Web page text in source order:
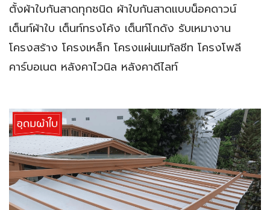
ตั้งผ้าใบกันสาดทุกชนิด ผ้าใบกันสาดแบบน็อคดาวน์
เต็นท์ผ้าใบ เต็นท์ทรงโค้ง เต็นท์โกดัง รับเหมางาน
โครงสร้าง โครงเหล็ก โครงแผ่นเมทัลชีท โครงโพลี
คาร์บอเนต หลังคาไวนิล หลังคาดีไลท์